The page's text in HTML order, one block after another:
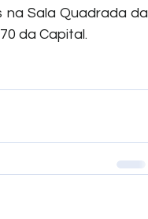
na Sala Quadrada da
da Capital.